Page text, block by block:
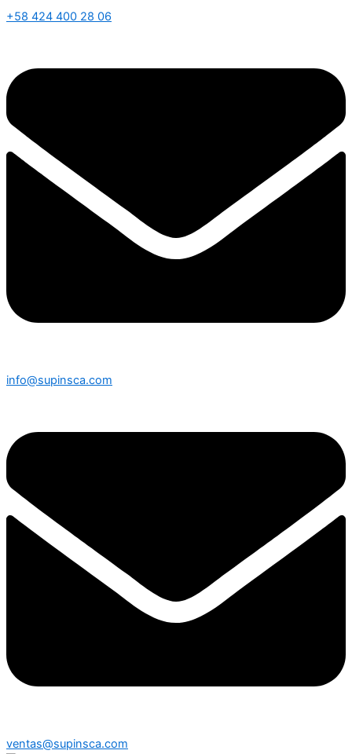
+58 424 400 28 06
info@supinsca.com
ventas@supinsca.com